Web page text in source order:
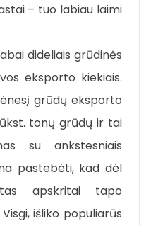
– tuo labiau laimi
dideliais grūdinės
eksporto kiekiais.
grūdų eksporto
tonų grūdų ir tai
su ankstesniais
pastebėti, kad dėl
apskritai tapo
išliko populiarūs